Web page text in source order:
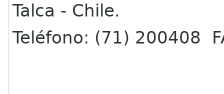
Talca - Chile.
Teléfono: (71) 200408